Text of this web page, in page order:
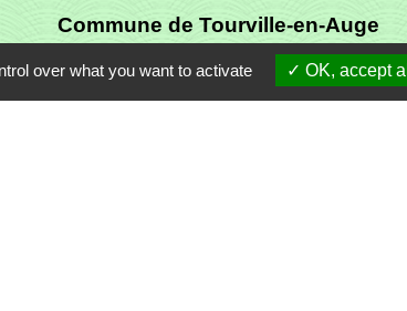
Commune de Tourville-en-Auge
10A route de St Martin
14130 Tourville-en-Auge - FRANCE
over what you want to activate OK, accept all